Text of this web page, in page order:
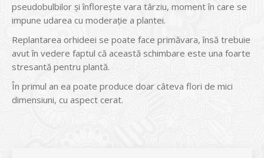
pseudobulbilor și înflorește vara târziu, moment în care se
impune udarea cu moderație a plantei.
Replantarea orhideei se poate face primăvara, însă trebuie
avut în vedere faptul că această schimbare este una foarte
stresantă pentru plantă.
În primul an ea poate produce doar câteva flori de mici
dimensiuni, cu aspect cerat.